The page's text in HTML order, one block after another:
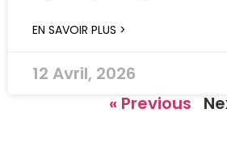
EN SAVOIR PLUS >
12 Avril, 2026
« Previous